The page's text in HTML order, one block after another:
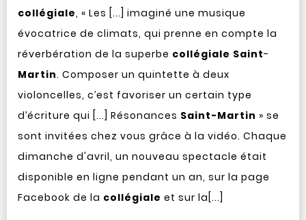
collégiale, « Les [...] imaginé une musique
évocatrice de climats, qui prenne en compte la
réverbération de la superbe collégiale Saint-
Martin. Composer un quintette à deux
violoncelles, c’est favoriser un certain type
d’écriture qui [...] Résonances Saint-Martin » se
sont invitées chez vous grâce à la vidéo. Chaque
dimanche d'avril, un nouveau spectacle était
disponible en ligne pendant un an, sur la page
Facebook de la collégiale et sur la[...]